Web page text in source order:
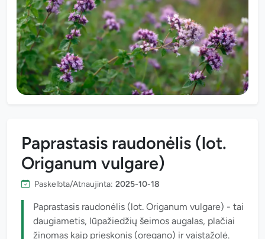
Paprastasis raudonėlis (lot.
Origanum vulgare)
Paskelbta/Atnaujinta: 2025-10-18
Paprastasis raudonėlis (lot. Origanum vulgare) - tai
daugiametis, lūpažiedžių šeimos augalas, plačiai
žinomas kaip prieskonis (oregano) ir vaistažolė.